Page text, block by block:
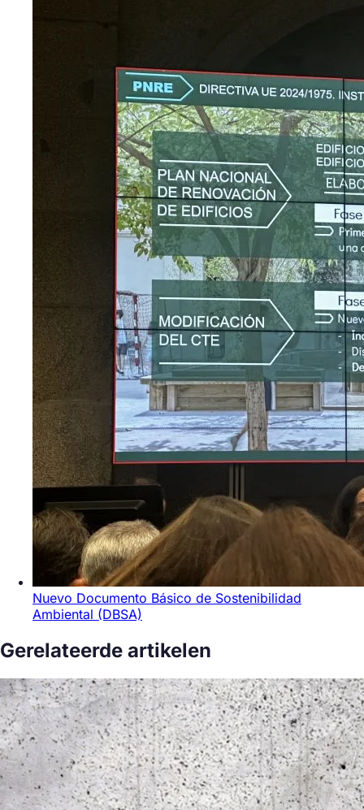
Nuevo Documento Básico de Sostenibilidad
Ambiental (DBSA)
Gerelateerde artikelen